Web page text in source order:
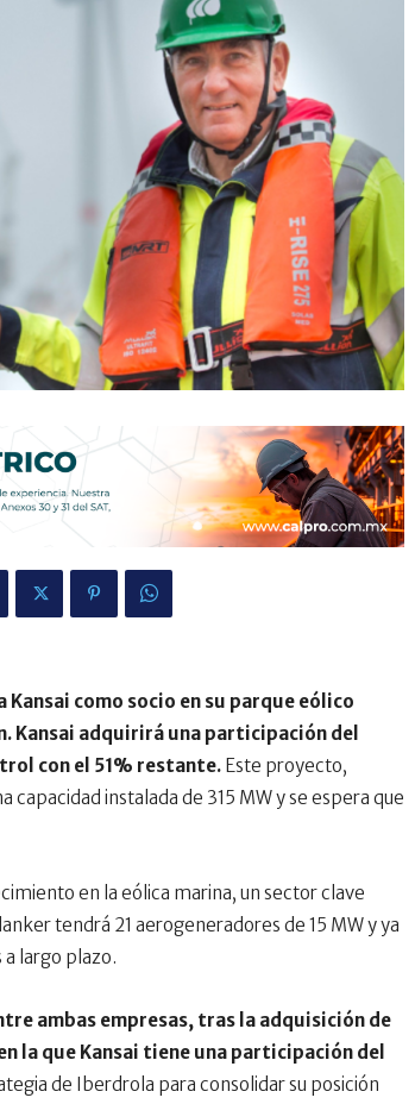
como socio en su parque eólico
Kansai adquirirá una participación del
con el 51% restante. Este proyecto,
instalada de 315 MW y se espera que
en la eólica marina, un sector clave
tendrá 21 aerogeneradores de 15 MW y ya
largo plazo.
ambas empresas, tras la adquisición de
la que Kansai tiene una participación del
de Iberdrola para consolidar su posición